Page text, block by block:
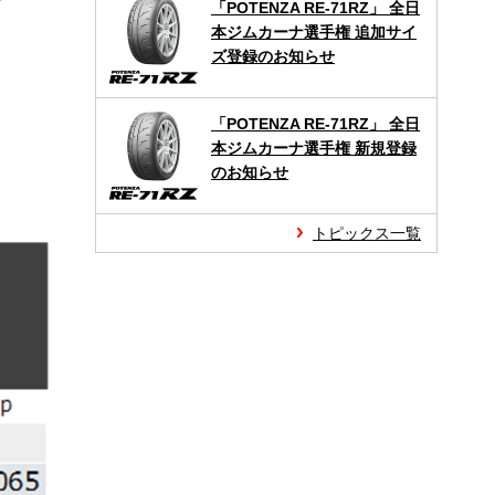
「POTENZA RE-71RZ」 全日
本ジムカーナ選手権 追加サイ
ズ登録のお知らせ
「POTENZA RE-71RZ」 全日
本ジムカーナ選手権 新規登録
のお知らせ
トピックス一覧